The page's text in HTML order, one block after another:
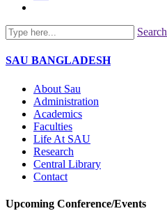
Search
SAU BANGLADESH
About Sau
Administration
Academics
Faculties
Life At SAU
Research
Central Library
Contact
Upcoming Conference/Events